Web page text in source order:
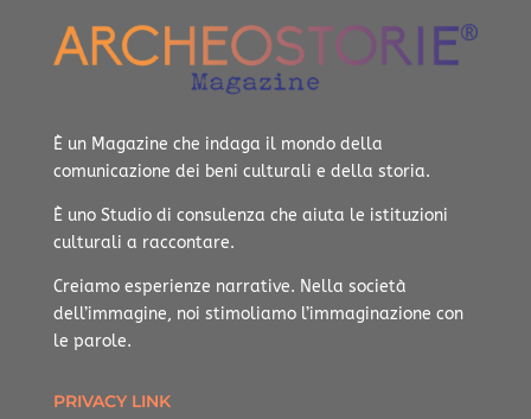
È un Magazine che indaga il mondo della
comunicazione dei beni culturali e della storia.
È uno Studio di consulenza che aiuta le istituzioni
culturali a raccontare.
Creiamo esperienze narrative. Nella società
dell’immagine, noi stimoliamo l’immaginazione con
le parole.
PRIVACY LINK